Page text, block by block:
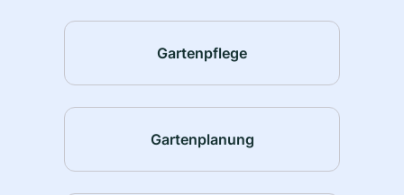
Gartenpflege
Gartenplanung